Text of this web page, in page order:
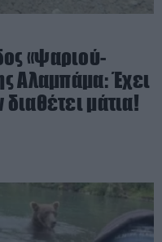
«ψαριού-
Αλαμπάμα: Έχει
μάτια!